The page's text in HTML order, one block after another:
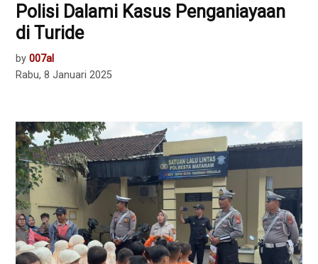
Polisi Dalami Kasus Penganiayaan
di Turide
by 007al
Rabu, 8 Januari 2025